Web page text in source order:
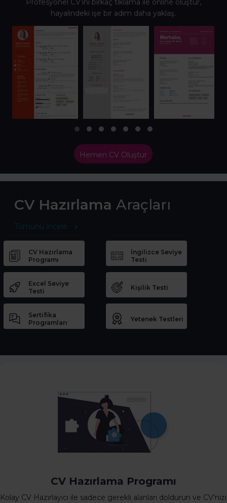
Profesyonel CV’ini birkaç tıklama ile online oluştur,
hayalindeki işe bir adım daha yaklaş.
Hemen CV Oluştur
CV Hazırlama Araçları
Tümünü İncele
CV Hazırlama
Programı
İngilizce Seviye
Testi
Excel Seviye
Testi
Kişilik Testi
Sertifika
Programları
Yetenek Testleri
CV Hazırlama Programı
Kolay CV Hazırlayıcı ile sadece gerekli alanları doldurun ve CV’nizi